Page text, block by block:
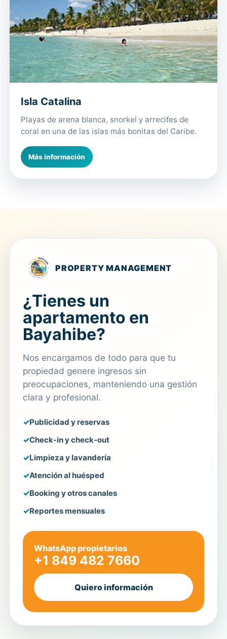
Isla Catalina
Playas de arena blanca, snorkel y arrecifes de
coral en una de las islas más bonitas del Caribe.
Más información
PROPERTY MANAGEMENT
¿Tienes un
apartamento en
Bayahibe?
Nos encargamos de todo para que tu
propiedad genere ingresos sin
preocupaciones, manteniendo una gestión
clara y profesional.
Publicidad y reservas
Check-in y check-out
Limpieza y lavandería
Atención al huésped
Booking y otros canales
Reportes mensuales
WhatsApp propietarios
+1 849 482 7660
Quiero información